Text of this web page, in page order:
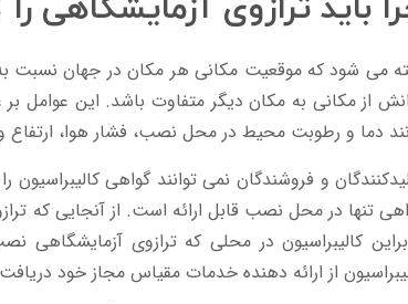
می شود که موقعیت مکانی هر مکان در جهان
از مکانی به مکان دیگر متفاوت باشد. این عوامل بر
دما و رطوبت محیط در محل نصب، فشار هوا، ارتفاع
و فروشندگان نمی توانند گواهی کالیبراسیون
تنها در محل نصب قابل ارائه است. از آنجایی که
کالیبراسیون در محلی که ترازوی
از ارائه دهنده خدمات مقیاس مجاز خود